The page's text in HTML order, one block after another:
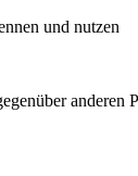
und nutzen